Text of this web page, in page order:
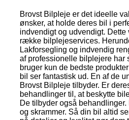
Brovst Bilpleje er det ideelle
ønsker, at holde deres bil i
indvendigt og udvendigt.
række bilplejeservices.
Lakforsegling og indvendig
af professionelle bilplejere har
bruger kun de bedste
bil ser fantastisk ud. En af de
Brovst Bilpleje tilbyder. Er
behandlinger til, at beskytte
De tilbyder også
og skrammer. Så din bil altid